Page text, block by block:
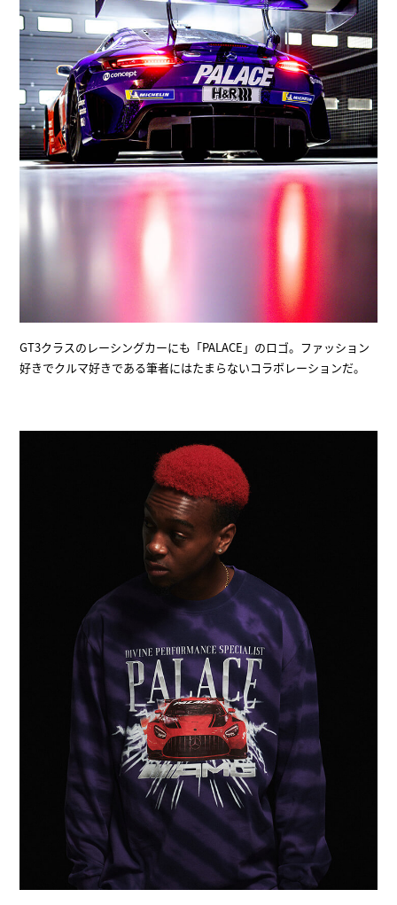
GT3クラスのレーシングカーにも「PALACE」のロゴ。ファッション
好きでクルマ好きである筆者にはたまらないコラボレーションだ。